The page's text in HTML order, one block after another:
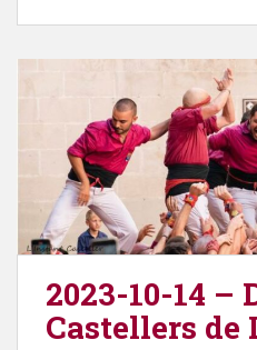
2023-10-14 –
Castellers de